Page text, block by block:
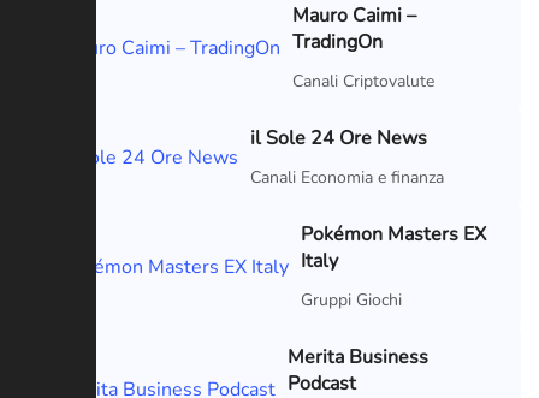
Mauro Caimi –
TradingOn
Canali Criptovalute
il Sole 24 Ore News
Canali Economia e finanza
Pokémon Masters EX
Italy
Gruppi Giochi
Merita Business
Podcast